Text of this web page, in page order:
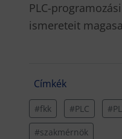
PLC-
ismereteit
Címkék
#fkk #PLC
#szakmérnök